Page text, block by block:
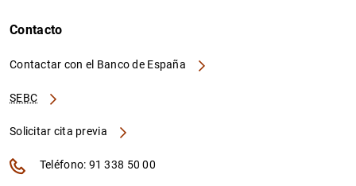
Contacto
Contactar con el Banco de España
SEBC
Solicitar cita previa
Teléfono: 91 338 50 00